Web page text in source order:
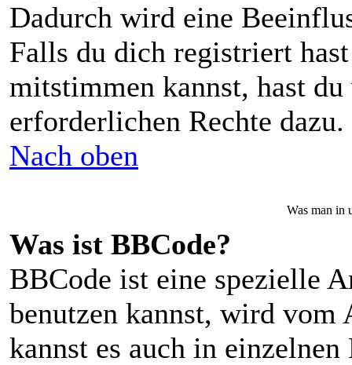
Dadurch wird eine
Falls du dich registriert
mitstimmen kannst, hast
erforderlichen Rechte dazu.
Nach oben
Was man in
Was ist BBCode?
BBCode ist eine spezielle
benutzen kannst, wird
kannst es auch in